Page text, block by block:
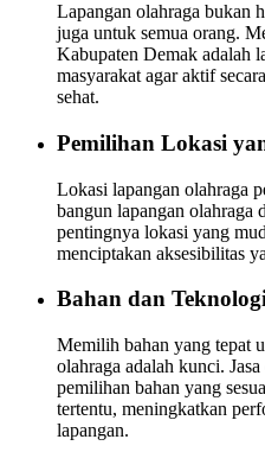
Lapangan olahraga bukan
juga untuk semua orang.
Kabupaten Demak adalah
masyarakat agar aktif
sehat.
Pemilihan Lokasi
Lokasi lapangan olahraga
bangun lapangan olahraga
pentingnya lokasi yang
menciptakan aksesibilitas
Bahan dan
Memilih bahan yang tepat
olahraga adalah kunci.
pemilihan bahan yang
tertentu, meningkatkan
lapangan.